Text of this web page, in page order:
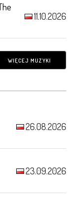
11.10.2026
WIĘCEJ MUZYKI
26.08.2026
23.09.2026